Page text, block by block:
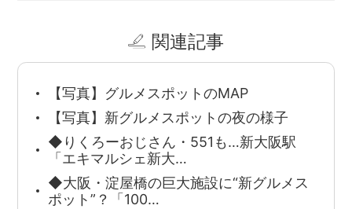
関連記事
【写真】グルメスポットのMAP
【写真】新グルメスポットの夜の様子
◆りくろーおじさん・551も…新大阪駅
「エキマルシェ新大…
◆大阪・淀屋橋の巨大施設に“新グルメス
ポット”？「100…